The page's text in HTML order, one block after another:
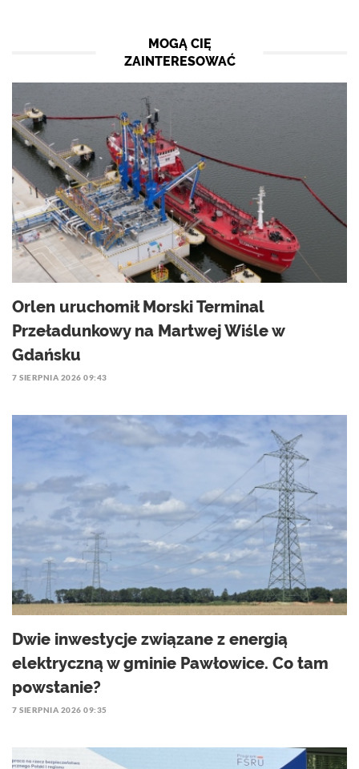
MOGĄ CIĘ
ZAINTERESOWAĆ
Orlen uruchomił Morski Terminal
Przeładunkowy na Martwej Wiśle w
Gdańsku
7 SIERPNIA 2026 09:43
Dwie inwestycje związane z energią
elektryczną w gminie Pawłowice. Co tam
powstanie?
7 SIERPNIA 2026 09:35